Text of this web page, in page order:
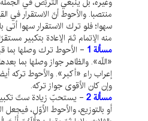
منتصبا. والأحوط أنّ الاستقرار في
سهوا؛ فلو ترك الاستقرار سهوا أتى
منه الإتمام ثمّ الإعادة بتكبير
مسألة 1
- الأحوط ترك وصلها بما
«اللّه». والظاهر جواز وصلها بما
إعراب راء «أكبر». والأحوط تركه
وإن كان الأقوى جواز تركه.
مسألة 2
- يستحبّ زيادة ستّ
أو بالتوزيع، والأحوط الأوّل، فيجعل